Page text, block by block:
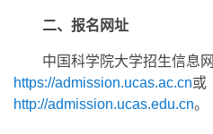
二、报名网址
中国科学院大学招生信息网
https://admission.ucas.ac.cn或
http://admission.ucas.edu.cn。